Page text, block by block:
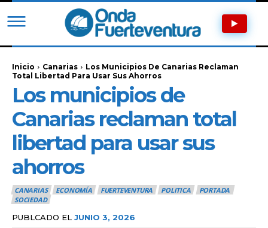
Inicio Canarias
Los Municipios De Canarias Reclaman
Total Libertad Para Usar Sus Ahorros
Los municipios de
Canarias reclaman total
libertad para usar sus
ahorros
CANARIAS ECONOMÍA FUERTEVENTURA POLITICA
PORTADA
SOCIEDAD
PUBLCADO EL JUNIO 3, 2026